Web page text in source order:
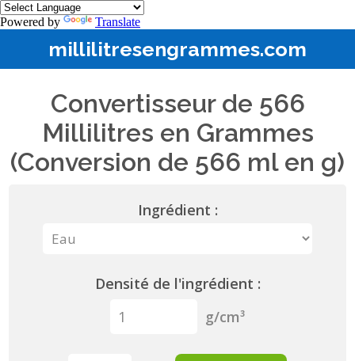
Powered by Translate
millilitresengrammes.com
Convertisseur de 566
Millilitres en Grammes
(Conversion de 566 ml en g)
Ingrédient :
Densité de l'ingrédient :
g/cm³